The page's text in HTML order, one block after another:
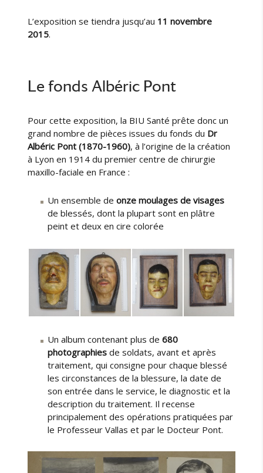
L’exposition se tiendra jusqu’au 11 novembre
2015.
Le fonds Albéric Pont
Pour cette exposition, la BIU Santé prête donc un
grand nombre de pièces issues du fonds du Dr
Albéric Pont (1870-1960), à l’origine de la création
à Lyon en 1914 du premier centre de chirurgie
maxillo-faciale en France :
Un ensemble de onze moulages de visages
de blessés, dont la plupart sont en plâtre
peint et deux en cire colorée
Un album contenant plus de 680
photographiesde soldats, avant et après
traitement, qui consigne pour chaque blessé
les circonstances de la blessure, la date de
son entrée dans le service, le diagnostic et la
description du traitement. Il recense
principalement des opérations pratiquées par
le Professeur Vallas et par le Docteur Pont.